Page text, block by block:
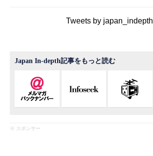
Tweets by japan_indepth
Japan In-depth記事をもっと読む
※ スポンサー